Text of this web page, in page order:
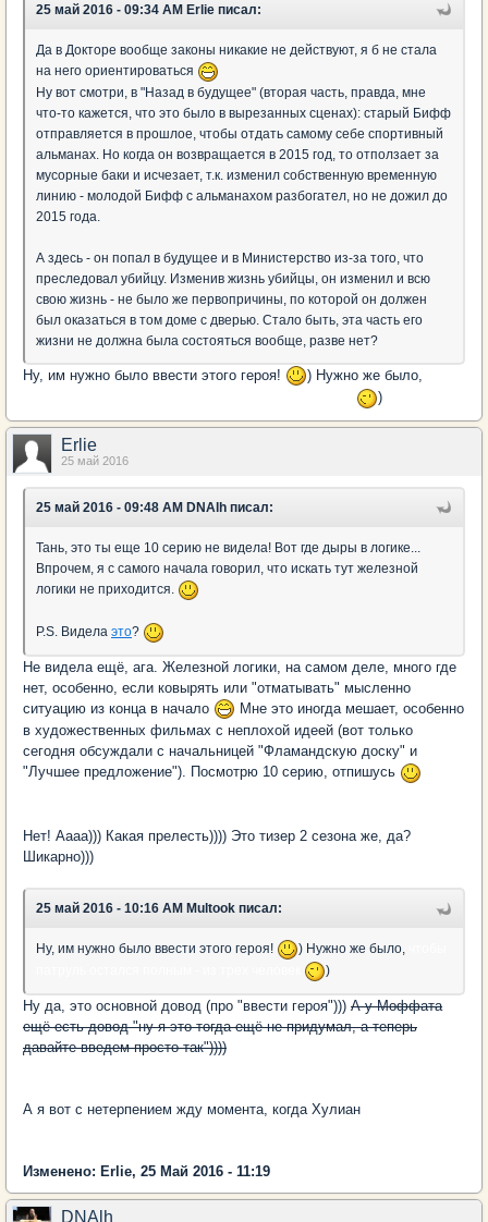
25 май 2016 - 09:34 AM Erlie писал:
Да в Докторе вообще законы никакие не действуют, я б не стала
на него ориентироваться
Ну вот смотри, в "Назад в будущее" (вторая часть, правда, мне
что-то кажется, что это было в вырезанных сценах): старый Бифф
отправляется в прошлое, чтобы отдать самому себе спортивный
альманах. Но когда он возвращается в 2015 год, то отползает за
мусорные баки и исчезает, т.к. изменил собственную временную
линию - молодой Бифф с альманахом разбогател, но не дожил до
2015 года.
А здесь - он попал в будущее и в Министерство из-за того, что
преследовал убийцу. Изменив жизнь убийцы, он изменил и всю
свою жизнь - не было же первопричины, по которой он должен
был оказаться в том доме с дверью. Стало быть, эта часть его
жизни не должна была состояться вообще, разве нет?
Ну, им нужно было ввести этого героя!
) Нужно же было,
)
Erlie
25 май 2016
25 май 2016 - 09:48 AM DNAlh писал:
Тань, это ты еще 10 серию не видела! Вот где дыры в логике...
Впрочем, я с самого начала говорил, что искать тут железной
логики не приходится.
P.S. Видела это?
Не видела ещё, ага. Железной логики, на самом деле, много где
нет, особенно, если ковырять или "отматывать" мысленно
ситуацию из конца в начало
Мне это иногда мешает, особенно
в художественных фильмах с неплохой идеей (вот только
сегодня обсуждали с начальницей "Фламандскую доску" и
"Лучшее предложение"). Посмотрю 10 серию, отпишусь
Нет! Аааа))) Какая прелесть)))) Это тизер 2 сезона же, да?
Шикарно)))
25 май 2016 - 10:16 AM Multook писал:
Ну, им нужно было ввести этого героя! ) Нужно же было,
)
Ну да, это основной довод (про "ввести героя"))) А у Моффата
ещё есть довод "ну я это тогда ещё не придумал, а теперь
давайте введем просто так"))))
А я вот с нетерпением жду момента, когда Хулиан
Изменено: Erlie, 25 Май 2016 - 11:19
DNAlh